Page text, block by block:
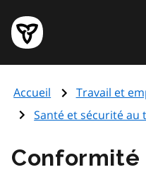
au
contenu
principal
Page
d'accueil
de
l'Ontario
Accueil
Travail et
Santé et sécurité au